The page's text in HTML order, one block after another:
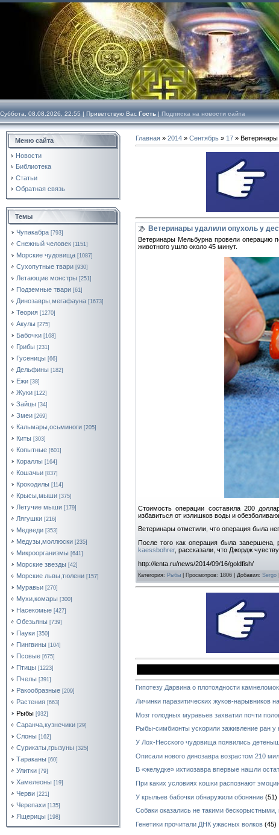
Суббота, 08.08.2026, 22:55 | Приветствую Вас Гость | Подписка на новости сайта
Меню сайта
Новости
Библиотека
Статьи
Обратная связь
Темы
Чупакабра [793]
Снежный человек [1151]
Морские чудовища [1087]
Сухопутные твари [930]
Летающие монстры [251]
Подземные твари [61]
Динозавры,мегафауна [1673]
Теория [1270]
Акулы [275]
Бабочки [168]
Грибы [231]
Гусеницы [66]
Дельфины [182]
Ежи [38]
Жуки [122]
Зайцы [34]
Змеи [269]
Кальмары,осьминоги [205]
Киты [303]
Копытные [601]
Кораллы [164]
Кошачьи [837]
Крокодилы [114]
Крысы,мыши [375]
Летучие мыши [179]
Лягушки [216]
Медведи [353]
Медузы,моллюски [235]
Микроорганизмы [641]
Морские звезды [42]
Морские львы,тюлени [157]
Муравьи [270]
Мухи,комары [300]
Насекомые [427]
Обезьяны [739]
Пауки [350]
Пингвины [104]
Псовые [675]
Птицы [1223]
Пчелы [391]
Ракообразные [209]
Растения [663]
Рыбы [932]
Саранча,кузнечики [29]
Слоны [162]
Сурикаты,грызуны [325]
Тараканы [60]
Улитки [79]
Хамелеоны [19]
Черви [221]
Черепахи [135]
Ящерицы [198]
Главная » 2014 » Сентябрь » 17 » Ветеринары
Ветеринары удалили опухоль у
Ветеринары Мельбурна провели операцию
животного ушло около 45 минут.
Стоимость операции составила 200
избавиться от излишков воды и
Ветеринары отметили, что операция была
После того как операция была
kaessbohrer, рассказали, что Джордж
http://lenta.ru/news/2014/09/16/goldfish/
Категория: Рыбы Просмотров: 1806 | Добавил: Sergo
Гипотезу Дарвина о плотоядности
Личинки паразитических жуков-нарывников
Мозг голодных муравьев захватил почти
Рыбы-симбионты ускорили заживление ран у
У Лох-Несского чудовища появились
Описали нового динозавра возрастом 210
В «желудке» ихтиозавра впервые нашли
При каких условиях кошки распознают
У крыльев бабочки обнаружили обоняние (51)
Собаки оказались не такими бескорыстными,
Генетики прочитали ДНК ужасных волков (45)